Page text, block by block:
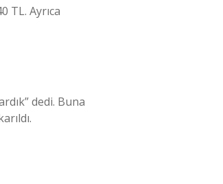
TL. Ayrıca
dedi. Buna